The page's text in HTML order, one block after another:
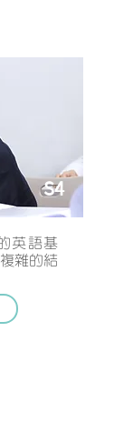
S4
英語基
雜的結